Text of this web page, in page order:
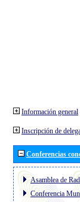
Información general
Inscripción de
Conferencias
Asamblea de
Conferencia